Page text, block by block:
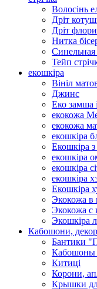
Волосінь
Дріт
Дріт
Нитка
Синельная
Тейп
екошкіра
Вініл
Джинс
Еко замша
екокожа
екокожа
екошкіра
Екошкіра
екошкіра
екошкіра
екошкіра
Екошкіра
Экокожа в
Экокожа с
Экошкiра
Кабошони,
Бантики
Кабошоны
Китиці
Корони,
Крышки